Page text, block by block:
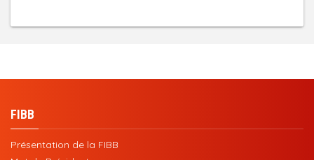
FIBB
Présentation de la FIBB